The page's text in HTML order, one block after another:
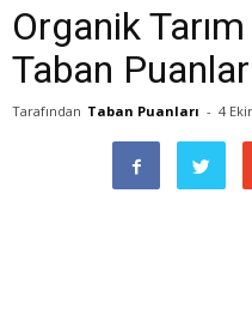
Organik
Taban
Tarafından Taban Puanları - 4